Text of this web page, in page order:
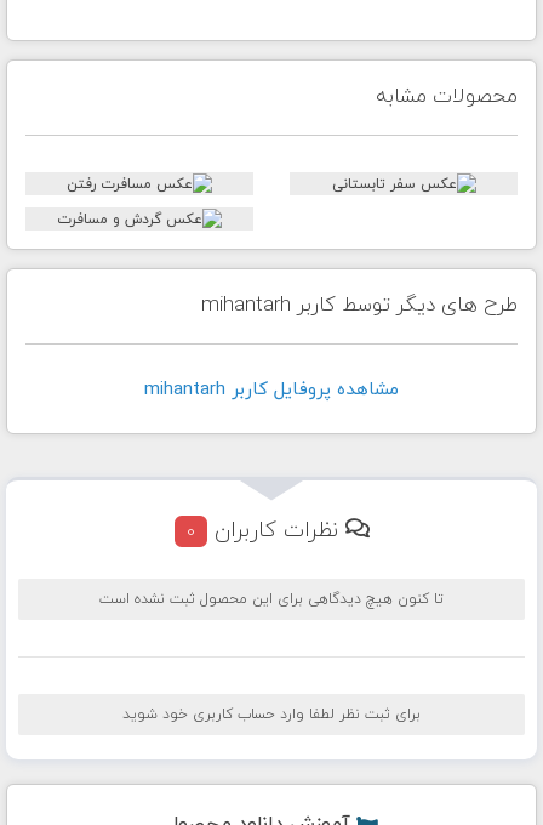
محصولات مشابه
طرح های دیگر توسط کاربر mihantarh
مشاهده پروفايل کاربر mihantarh
نظرات کاربران 0
تا کنون هیچ دیدگاهی برای این محصول ثبت نشده است
برای ثبت نظر لطفا وارد حساب کاربری خود شوید